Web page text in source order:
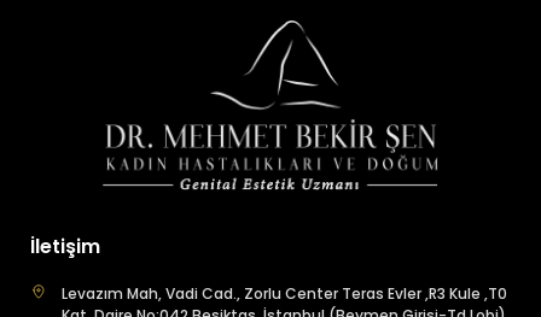
İletişim
Levazım Mah, Vadi Cad., Zorlu Center Teras Evler ,R3 Kule ,T0